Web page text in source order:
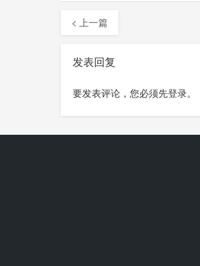
< 上一篇
发表回复
要发表评论，您必须先登录。